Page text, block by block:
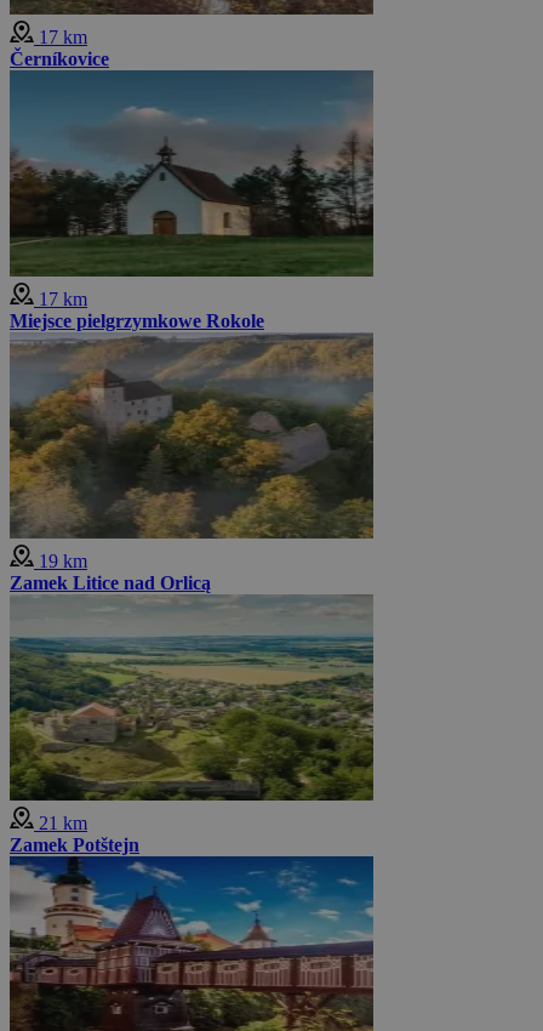
17 km
Černíkovice
17 km
Miejsce pielgrzymkowe Rokole
19 km
Zamek Litice nad Orlicą
21 km
Zamek Potštejn